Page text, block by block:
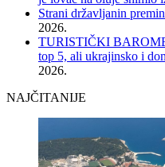
Strani državljanin
2026.
TURISTIČKI
top 5, ali ukrajinsko i
2026.
NAJČITANIJE